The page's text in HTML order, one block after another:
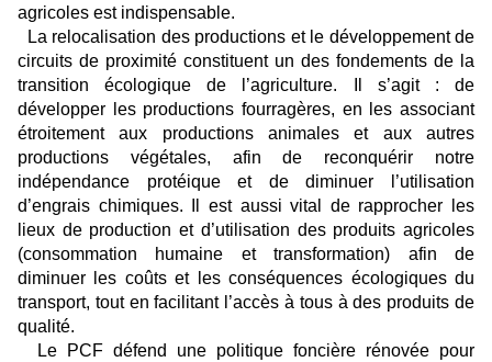
agricoles est indispensable.
La relocalisation des productions et le développement de
circuits de proximité constituent un des fondements de la
transition écologique de l’agriculture. Il s’agit : de
développer les productions fourragères, en les associant
étroitement aux productions animales et aux autres
productions végétales, afin de reconquérir notre
indépendance protéique et de diminuer l’utilisation
d’engrais chimiques. Il est aussi vital de rapprocher les
lieux de production et d’utilisation des produits agricoles
(consommation humaine et transformation) afin de
diminuer les coûts et les conséquences écologiques du
transport, tout en facilitant l’accès à tous à des produits de
qualité.
Le PCF défend une politique foncière rénovée pour